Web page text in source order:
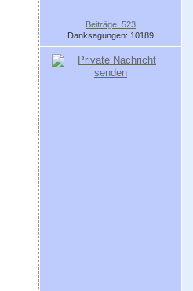
Beiträge: 523
Danksagungen: 10189